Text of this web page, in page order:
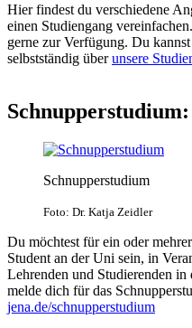
Hier findest du verschiedene
einen Studiengang
gerne zur Verfügung. Du
selbstständig überunsere
Schnupperstudium:
Schnupperstudium
Foto: Dr. Katja Zeidler
Du möchtest für ein oder
Student an der Uni sein, in
Lehrenden und Studierenden
melde dich für das
jena.de/schnupperstudium